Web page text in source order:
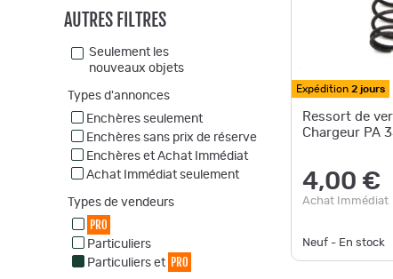
AUTRES FILTRES
Seulement les
nouveaux objets
Types d'annonces
Enchères seulement
Enchères sans prix de réserve
Enchères et Achat Immédiat
Achat Immédiat seulement
Types de vendeurs
PRO
Particuliers
Particuliers et PRO
Expédition 2 jours
Ressort de
Chargeur PA
4,00 €
Achat Immédiat
Neuf - En stock